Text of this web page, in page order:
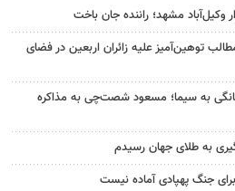
وکیل‌آباد مشهد؛ راننده جان باخت
توهین‌آمیز علیه زائران اربعین در فضای
به سیما؛ مسعود شصت‌چی به مذاکره
به طلای جهان رسیدم
جنگ پهپادی آماده نیست